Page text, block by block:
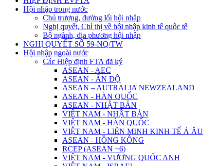
Hội nhập trong nước
Chủ trương, đường lối hội nhập
Nghị quyết, Chỉ thị về hội nhập kinh tế quốc tế
Bộ ngành, địa phương hội nhập
NGHỊ QUYẾT SỐ 59-NQ/TW
Hội nhập ngoài nước
Các Hiệp định FTA đã ký
ASEAN - AEC
ASEAN - ẤN ĐỘ
ASEAN – AUTRALIA NEWZEALAND
ASEAN - HÀN QUỐC
ASEAN - NHẬT BẢN
VIỆT NAM - NHẬT BẢN
VIỆT NAM - HÀN QUỐC
VIỆT NAM - LIÊN MINH KINH TẾ Á ÂU
ASEAN - HỒNG KÔNG
RCEP (ASEAN +6)
VIỆT NAM - VƯƠNG QUỐC ANH